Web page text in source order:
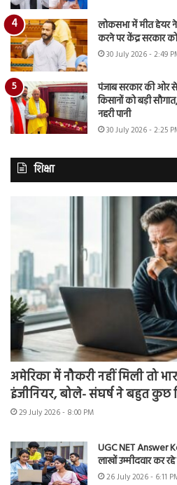
लोकसभा में मीत हेयर
करने पर केंद्र सरकार
30 July 2026 - 2:49
पंजाब सरकार की ओर से
किसानों को बड़ी
नहरी पानी
30 July 2026 - 2:25
शिक्षा
अमेरिका में नौकरी नहीं मिली तो
इंजीनियर, बोले- संघर्ष ने बहुत कुछ
29 July 2026 - 8:00 PM
UGC NET Answer
लाखों उम्मीदवार कर
26 July 2026 - 6:11